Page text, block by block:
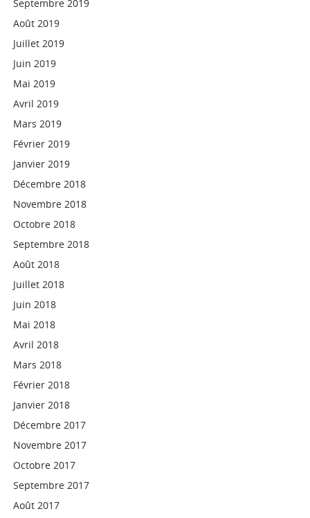
Septembre 2019
Août 2019
Juillet 2019
Juin 2019
Mai 2019
Avril 2019
Mars 2019
Février 2019
Janvier 2019
Décembre 2018
Novembre 2018
Octobre 2018
Septembre 2018
Août 2018
Juillet 2018
Juin 2018
Mai 2018
Avril 2018
Mars 2018
Février 2018
Janvier 2018
Décembre 2017
Novembre 2017
Octobre 2017
Septembre 2017
Août 2017